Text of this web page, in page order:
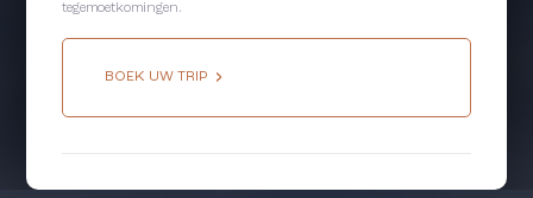
tegemoetkomingen.
BOEK UW TRIP